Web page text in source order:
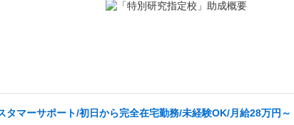
タマーサポート/初日から完全在宅勤務/未経験OK/月給28万円～